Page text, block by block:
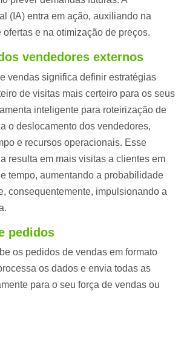
(IA) entra em ação, auxiliando na
e na otimização de preços.
vendedores externos
vendas significa definir estratégias
de visitas mais certeiro para os seus
inteligente para roteirização de
o deslocamento dos vendedores,
e recursos operacionais. Esse
resulta em mais visitas a clientes em
tempo, aumentando a probabilidade
consequentemente, impulsionando a
pedidos
os pedidos de vendas em formato
os dados e envia todas as
para o seu força de vendas ou